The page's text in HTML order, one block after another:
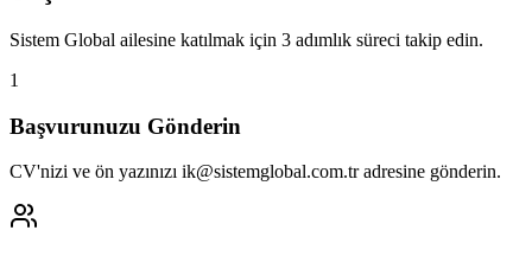
Sistem Global ailesine katılmak için 3 adımlık süreci takip edin.
1
Başvurunuzu Gönderin
CV'nizi ve ön yazınızı ik@sistemglobal.com.tr adresine gönderin.